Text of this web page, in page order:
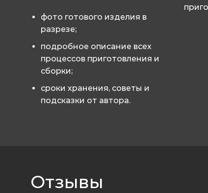
фото готового изделия в
разрезе;
подробное описание всех
процессов приготовления и
сборки;
сроки хранения, советы и
подсказки от автора.
Отзывы